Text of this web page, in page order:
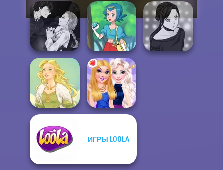
Manga Creator
Vampire Hunter
P...
Wolf Maker
Style Police
Officer
Manga Creator
Vampire Hunter
P...
Pokegirl
Goddess Freya
ИГРЫ LOOLA